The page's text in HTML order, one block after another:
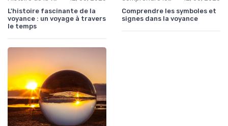
L'histoire fascinante de la
voyance : un voyage à travers
le temps
Comprendre les symboles et
signes dans la voyance